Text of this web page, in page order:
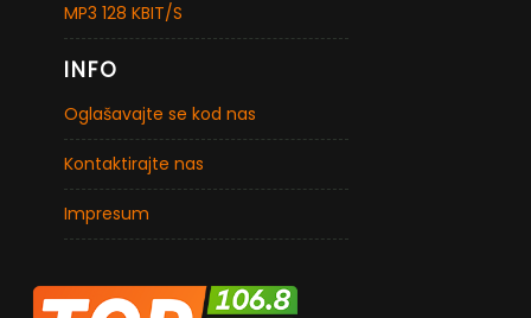
MP3 128 KBIT/S
INFO
Oglašavajte se kod nas
Kontaktirajte nas
Impresum